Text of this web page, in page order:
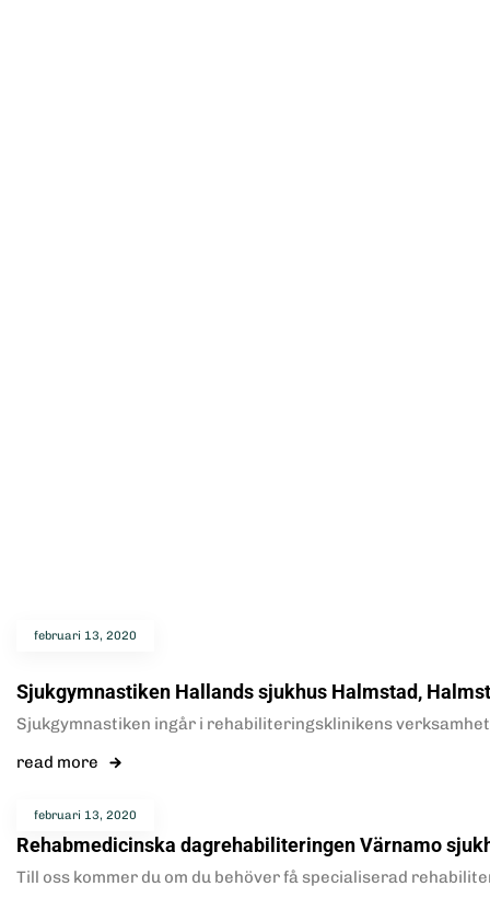
februari 13, 2020
Sjukgymnastiken Hallands sjukhus Halmstad,
Sjukgymnastiken ingår i rehabiliteringsklinikens
read more
februari 13, 2020
Rehabmedicinska dagrehabiliteringen Värnamo
Till oss kommer du om du behöver få specialiserad